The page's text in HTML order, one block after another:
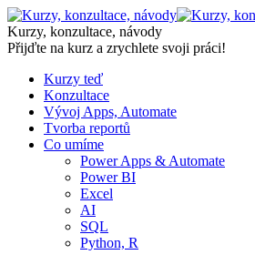
Skip
to
content
Kurzy, konzultace, návody
Přijďte na kurz a zrychlete svoji práci!
Kurzy teď
Konzultace
Vývoj Apps, Automate
Tvorba reportů
Co umíme
Power Apps & Automate
Power BI
Excel
AI
SQL
Python, R